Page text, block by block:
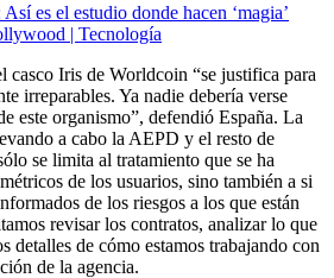
es el estudio donde hacen ‘magia’
| Tecnología
casco Iris de Worldcoin “se justifica para
irreparables. Ya nadie debería verse
este organismo”, defendió España. La
a cabo la AEPD y el resto de
se limita al tratamiento que se ha
de los usuarios, sino también a si
de los riesgos a los que están
revisar los contratos, analizar lo que
detalles de cómo estamos trabajando con
de la agencia.